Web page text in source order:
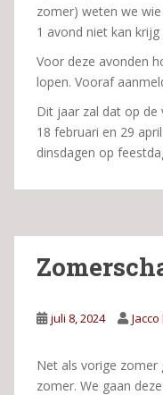
zomer) weten we
1 avond niet kan
Voor deze avonden
lopen. Vooraf
Dit jaar zal dat op de
18 februari en 29
dinsdagen op
juli 8, 2024 Jacco
Net als vorige zomer
zomer. We gaan